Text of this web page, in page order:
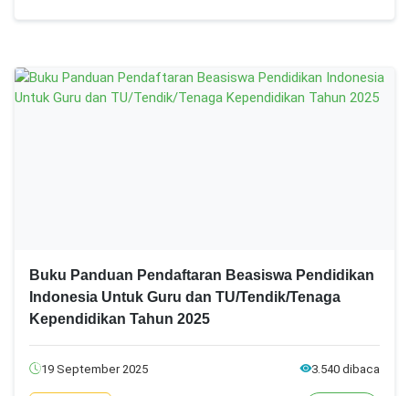
Buku Panduan Pendaftaran Beasiswa Pendidikan
Indonesia Untuk Guru dan TU/Tendik/Tenaga
Kependidikan Tahun 2025
19 September 2025 3.540 dibaca